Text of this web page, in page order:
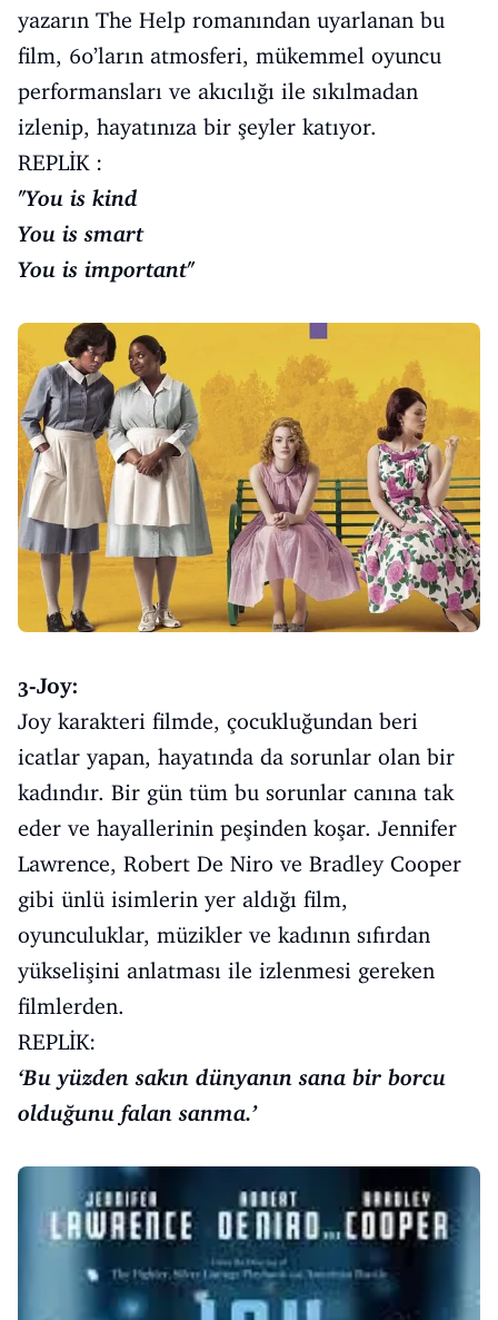
yazarın The Help romanından uyarlanan bu
film, 60’ların atmosferi, mükemmel oyuncu
performansları ve akıcılığı ile sıkılmadan
izlenip, hayatınıza bir şeyler katıyor.
REPLİK :
"You is kind
You is smart
You is important"
3-Joy:
Joy karakteri filmde, çocukluğundan beri
icatlar yapan, hayatında da sorunlar olan bir
kadındır. Bir gün tüm bu sorunlar canına tak
eder ve hayallerinin peşinden koşar. Jennifer
Lawrence, Robert De Niro ve Bradley Cooper
gibi ünlü isimlerin yer aldığı film,
oyunculuklar, müzikler ve kadının sıfırdan
yükselişini anlatması ile izlenmesi gereken
filmlerden.
REPLİK:
‘Bu yüzden sakın dünyanın sana bir borcu
olduğunu falan sanma.’